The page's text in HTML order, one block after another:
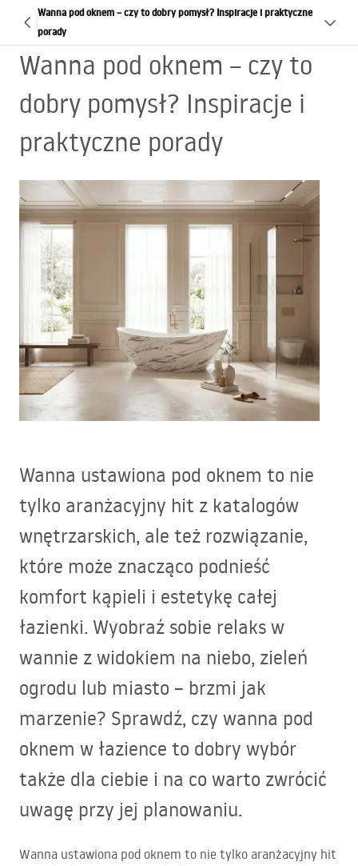
Wanna pod oknem – czy to dobry pomysł? Inspiracje i praktyczne
porady
Wanna pod oknem – czy to
dobry pomysł? Inspiracje i
praktyczne porady
Wanna ustawiona pod oknem to nie
tylko aranżacyjny hit z katalogów
wnętrzarskich, ale też rozwiązanie,
które może znacząco podnieść
komfort kąpieli i estetykę całej
łazienki. Wyobraź sobie relaks w
wannie z widokiem na niebo, zieleń
ogrodu lub miasto – brzmi jak
marzenie? Sprawdź, czy wanna pod
oknem w łazience to dobry wybór
także dla ciebie i na co warto zwrócić
uwagę przy jej planowaniu.
Wanna ustawiona pod oknem to nie tylko aranżacyjny hit